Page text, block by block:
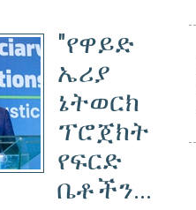
"የዋይድ
ኤሪያ
ኔትወርክ
ፕሮጀክት
የፍርድ
ቤቶችን...